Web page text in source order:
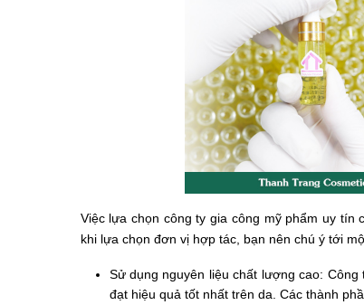
Việc lựa chọn công ty gia công mỹ phẩm uy tín
khi lựa chọn đơn vị hợp tác, bạn nên chú ý tới
Sử dụng nguyên liệu chất lượng cao:
đạt hiệu quả tốt nhất trên da. Các thành